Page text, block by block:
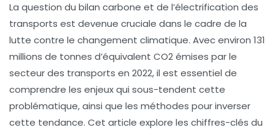
La question du bilan carbone et de l’électrification des
transports est devenue cruciale dans le cadre de la
lutte contre le changement climatique. Avec environ 131
millions de tonnes d’équivalent CO2 émises par le
secteur des transports en 2022, il est essentiel de
comprendre les enjeux qui sous-tendent cette
problématique, ainsi que les méthodes pour inverser
cette tendance. Cet article explore les chiffres-clés du